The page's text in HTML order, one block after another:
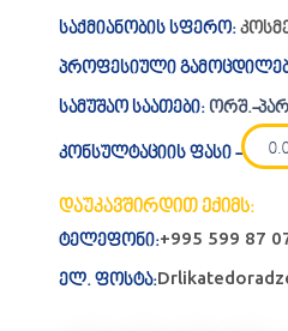
საქმიანობის სფერო:
პროფესიული
სამუშაო საათები: ორშ.-პარ.
კონსულტაციის ფასი -
დაუკავშირდით ექიმს:
ტელეფონი:+995 599 87
ელ. ფოსტა: